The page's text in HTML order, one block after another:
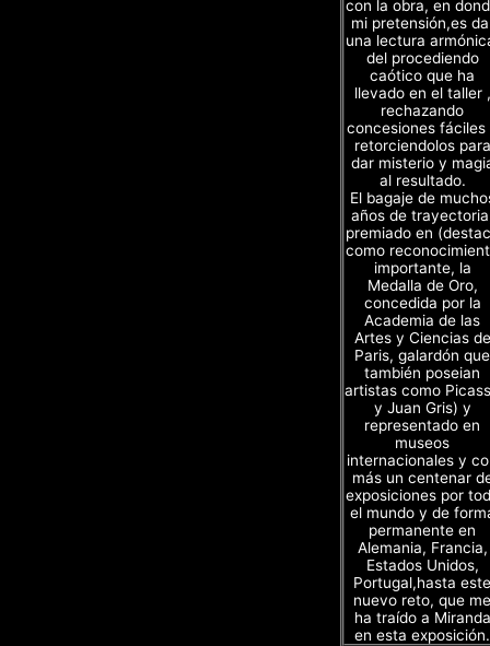
con la obra, en
mi pretensión,es
una lectura
del procediendo
caótico que ha
llevado en el taller ,
rechazando
concesiones fáciles
retorciendolos para
dar misterio y
al resultado.
El bagaje de
años de
premiado en
como
importante, la
Medalla de Oro,
concedida por la
Academia de las
Artes y Ciencias de
Paris, galardón que
también poseian
artistas como
y Juan Gris) y
representado en
museos
internacionales y
más un centenar
exposiciones por
el mundo y de
permanente en
Alemania, Francia,
Estados Unidos,
Portugal,hasta este
nuevo reto, que me
ha traído a Miranda
en esta exposición.